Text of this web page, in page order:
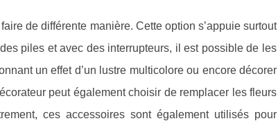
de différente manière. Cette option s’appuie surtout
piles et avec des interrupteurs, il est possible de les
un effet d’un lustre multicolore ou encore décorer
peut également choisir de remplacer les fleurs
ces accessoires sont également utilisés pour